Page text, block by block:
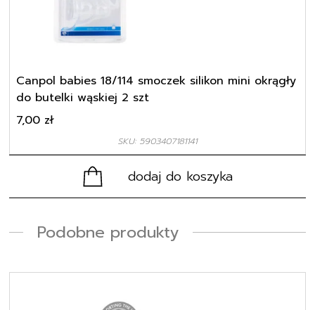
Canpol babies 18/114 smoczek silikon mini okrągły
do butelki wąskiej 2 szt
SKU: 5903407181141
7,00 zł
dodaj do koszyka
Podobne produkty